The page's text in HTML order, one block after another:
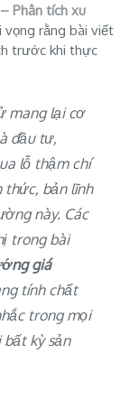
Phân tích xu
vọng rằng bài viết
trước khi thực
mang lại cơ
đầu tư,
lỗ thậm chí
thức, bản lĩnh
này. Các
trong bài
giá
tính chất
trong mọi
kỳ sản